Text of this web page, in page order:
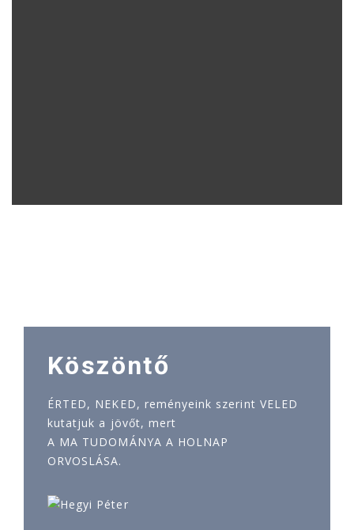
Köszöntő
ÉRTED, NEKED, reményeink szerint VELED
kutatjuk a jövőt, mert
A MA TUDOMÁNYA A HOLNAP
ORVOSLÁSA.